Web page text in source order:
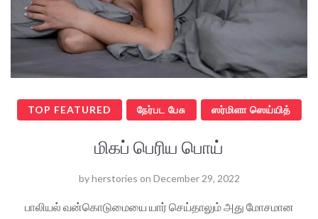
TOP FEATURED நேர்பட பேசு ஸர்மிளா ஸெய்யித்
மிகப் பெரிய பொய்
byherstories on December 29, 2022
பாலியல் வன்கொடுமையை யார் செய்தாலும் அது மோசமான